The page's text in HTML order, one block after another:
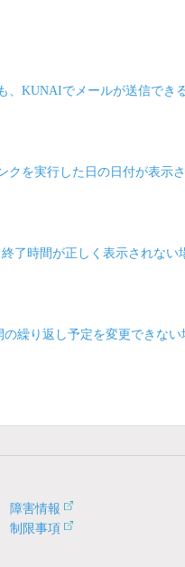
KUNAIでメールが送信できる
を実行した日の日付が表示さ
了時間が正しく表示されない
繰り返し予定を変更できない
障害情報
制限事項